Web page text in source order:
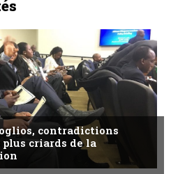
contradictions
criards de la